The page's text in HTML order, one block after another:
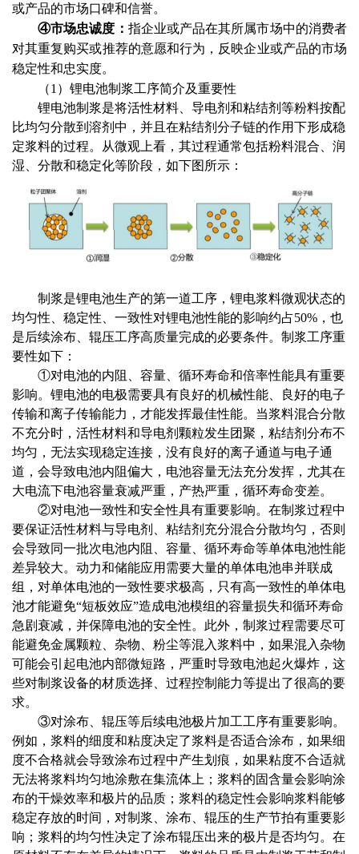
或产品的市场口碑和信誉。
④市场忠诚度： 指企业或产品在其所属市场中的消费者
对其重复购买或推荐的意愿和行为，反映企业或产品的市场
稳定性和忠实度。
（1）锂电池制浆工序简介及重要性
锂电池制浆是将活性材料、导电剂和粘结剂等粉料按配
比均匀分散到溶剂中，并且在粘结剂分子链的作用下形成稳
定浆料的过程。从微观上看，其过程通常包括粉料混合、润
湿、分散和稳定化等阶段，如下图所示：
制浆是锂电池生产的第一道工序，锂电浆料微观状态的
均匀性、稳定性、一致性对锂电池性能的影响约占50%，也
是后续涂布、辊压工序高质量完成的必要条件。制浆工序重
要性如下：
①对电池的内阻、容量、循环寿命和倍率性能具有重要
影响。锂电池的电极需要具有良好的机械性能、良好的电子
传输和离子传输能力，才能发挥最佳性能。当浆料混合分散
不充分时，活性材料和导电剂颗粒发生团聚，粘结剂分布不
均匀，无法实现稳定连接，没有良好的离子通道与电子通
道，会导致电池内阻偏大，电池容量无法充分发挥，尤其在
大电流下电池容量衰减严重，产热严重，循环寿命变差。
②对电池一致性和安全性具有重要影响。在制浆过程中
要保证活性材料与导电剂、粘结剂充分混合分散均匀，否则
会导致同一批次电池内阻、容量、循环寿命等单体电池性能
差异较大。动力和储能应用需要大量的单体电池串并联成
组，对单体电池的一致性要求极高，只有高一致性的单体电
池才能避免“短板效应”造成电池模组的容量损失和循环寿命
急剧衰减，并保障电池的安全性。此外，制浆过程需要尽可
能避免金属颗粒、杂物、粉尘等混入浆料中，如果混入杂物
可能会引起电池内部微短路，严重时导致电池起火爆炸，这
些对制浆设备的材质选择、过程控制能力等提出了很高的要
求。
③对涂布、辊压等后续电池极片加工工序有重要影响。
例如，浆料的细度和粘度决定了浆料是否适合涂布，如果细
度不合格就会导致涂布过程中产生划痕，如果粘度不合适就
无法将浆料均匀地涂敷在集流体上；浆料的固含量会影响涂
布的干燥效率和极片的品质；浆料的稳定性会影响浆料能够
稳定存放的时间，对制浆、涂布、辊压的生产节拍有重要影
响；浆料的均匀性决定了涂布辊压出来的极片是否均匀。在